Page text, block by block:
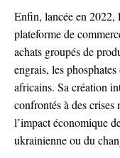
Enfin, lancée en 2022,
plateforme de
achats groupés de
engrais, les
africains. Sa création
confrontés à des
l’impact économique
ukrainienne ou du